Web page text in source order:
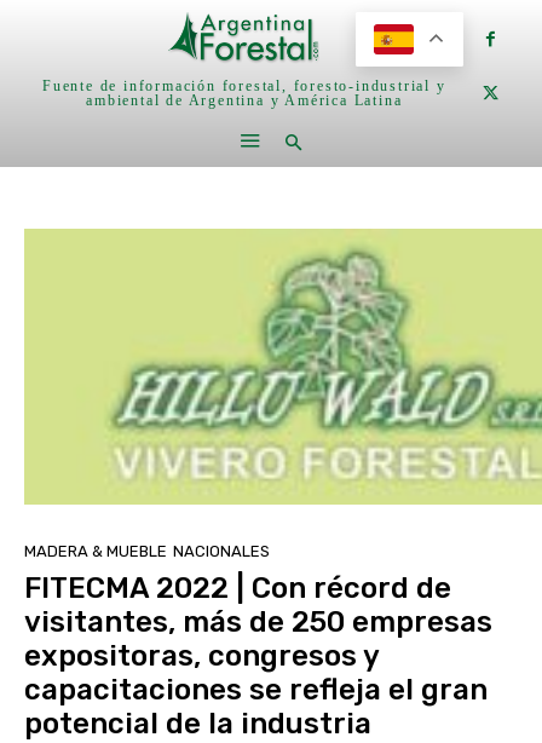
Fuente de información forestal, foresto-industrial y
ambiental de Argentina y América Latina
MADERA & MUEBLE NACIONALES
FITECMA 2022 | Con récord de
visitantes, más de 250 empresas
expositoras, congresos y
capacitaciones se refleja el gran
potencial de la industria